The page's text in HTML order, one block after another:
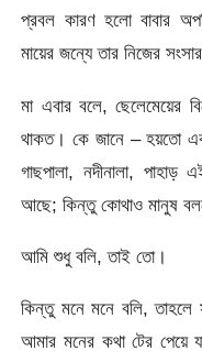
প্রবল কারণ হলো বাবার
মায়ের জন্যে তার নিজের
মা এবার বলে, ছেলেমেয়ের
থাকত। কে জানে – হয়তো
গাছপালা, নদীনালা,
আছে; কিন্তু কোথাও মানুষ
আমি শুধু বলি, তাই তো।
কিন্তু মনে মনে বলি, তাহলে
আমার মনের কথা টের পেয়ে